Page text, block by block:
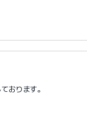
おります。